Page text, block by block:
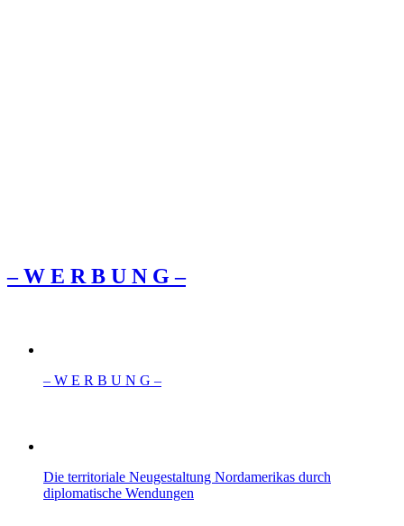
– W Ε R Β U Ν G –
– W Ε R Β U Ν G –
Die territoriale Neugestaltung Nordamerikas durch
diplomatische Wendungen